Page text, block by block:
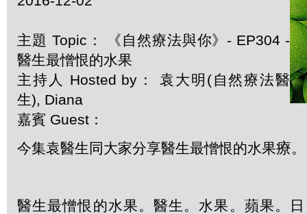
主題 Topic： 《自然療法與你》- EP304 -
醫生最憎恨的水果
主持人 Hosted by： 袁大明(自然療法醫
生), Diana
嘉賓 Guest：
今集袁醫生同大家分享醫生最憎恨的水果療。
醫生最憎恨的水果。醫生。水果。蘋果。